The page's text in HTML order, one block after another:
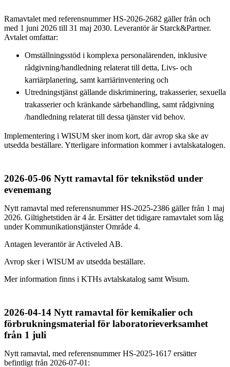
Ramavtalet med referensnummer HS-2026-2682 gäller från och
med 1 juni 2026 till 31 maj 2030. Leverantör är Starck&Partner.
Avtalet omfattar:
Omställningsstöd i komplexa personalärenden, inklusive
rådgivning/handledning relaterat till detta, Livs- och
karriärplanering, samt karriärinventering och
Utredningstjänst gällande diskriminering, trakasserier, sexuella
trakasserier och kränkande särbehandling, samt rådgivning
/handledning relaterat till dessa tjänster vid behov.
Implementering i WISUM sker inom kort, där avrop ska ske av
utsedda beställare. Ytterligare information kommer i avtalskatalogen.
2026-05-06 Nytt ramavtal för teknikstöd under
evenemang
Nytt ramavtal med referensnummer HS-2025-2386 gäller från 1 maj
2026. Giltighetstiden är 4 år. Ersätter det tidigare ramavtalet som låg
under Kommunikationstjänster Område 4.
Antagen leverantör är Activeled AB.
Avrop sker i WISUM av utsedda beställare.
Mer information finns i KTHs avtalskatalog samt Wisum.
2026-04-14 Nytt ramavtal för kemikalier och
förbrukningsmaterial för laboratorieverksamhet
från 1 juli
Nytt ramavtal, med referensnummer HS-2025-1617 ersätter
befintligt från 2026-07-01: